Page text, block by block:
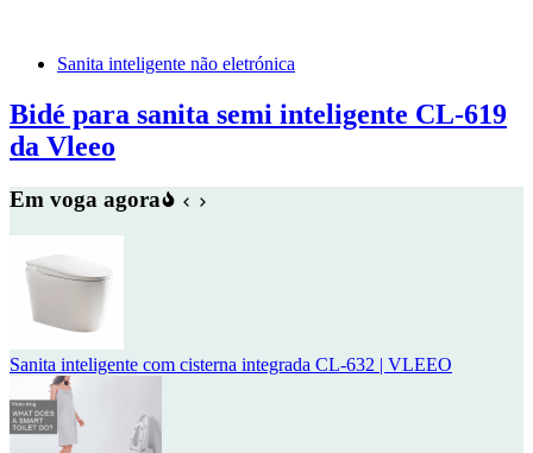
Sanita inteligente não eletrónica
Bidé para sanita semi inteligente CL-619
da Vleeo
Em voga agora
Sanita inteligente com cisterna integrada CL-632 | VLEEO